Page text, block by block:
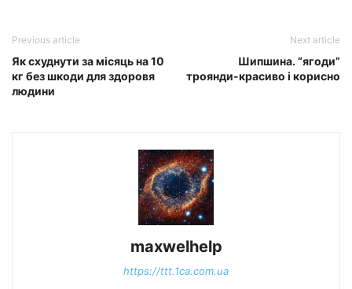
Previous article
Як схуднути за місяць на 10
кг без шкоди для здоровя
людини
Next article
Шипшина. “ягоди”
троянди-красиво і корисно
maxwelhelp
https://ttt.1ca.com.ua